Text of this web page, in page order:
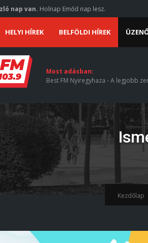
nap van. Holnap Emőd nap lesz.
HELYI HÍREK BELFÖLDI HÍREK
Most adásban:
Best FM Nyiregyhaza - A legjobb
Kezdőlap